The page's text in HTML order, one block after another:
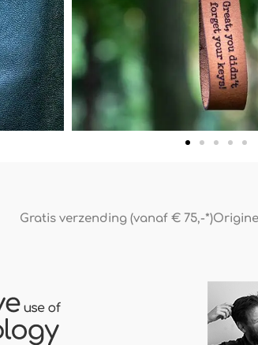
Gratis verzending (vanaf € 75,-*)